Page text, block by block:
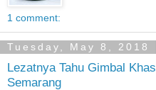
1 comment:
Tuesday, May 8, 2018
Lezatnya Tahu Gimbal Khas
Semarang